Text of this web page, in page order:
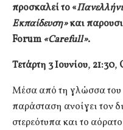
προσκαλεί το «
Εκπαίδευση»και
Forum «Carefull».
Τετάρτη 3 Ιουνίου, 21:30,
Μέσα από τη γλώσσα του
παράσταση ανοίγει τον
στερεότυπα και το